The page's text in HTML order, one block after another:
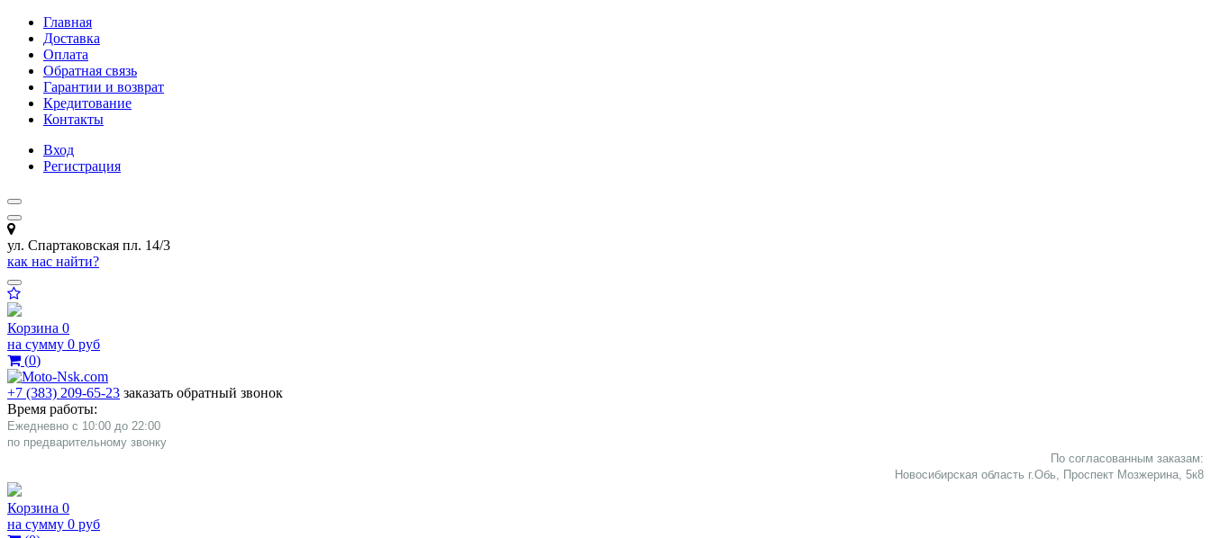
Главная
Доставка
Оплата
Обратная связь
Гарантии и возврат
Кредитование
Контакты
Вход
Регистрация
ул. Спартаковская пл. 14/3
как нас найти?
Корзина 0
на сумму 0 руб
(0)
+7 (383) 209-65-23 заказать обратный звонок
Время работы:
Ежедневно с 10:00 до 22:00
​по предварительному звонку
По согласованным заказам:
Новосибирская область г.Обь, Проспект Мозжерина, 5к8​
Корзина 0
на сумму 0 руб